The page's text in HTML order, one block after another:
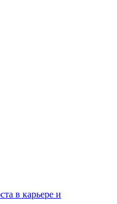
в карьере и